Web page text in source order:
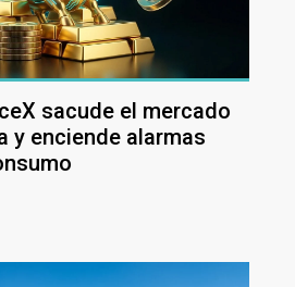
sacude el mercado
y enciende alarmas